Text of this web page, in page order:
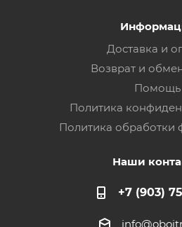
Доставка и
Возврат и
Помощь
Политика
Политика обработки
Наши
+7 (903)